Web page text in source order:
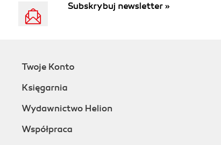
Subskrybuj newsletter »
Twoje Konto
Księgarnia
Wydawnictwo Helion
Współpraca